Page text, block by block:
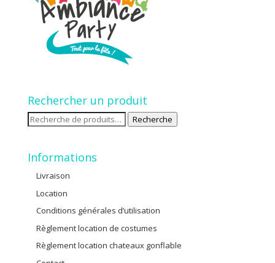
Rechercher un produit
Recherche
Recherche
Informations
Livraison
Location
Conditions générales d’utilisation
Règlement location de costumes
Règlement location chateaux gonflable